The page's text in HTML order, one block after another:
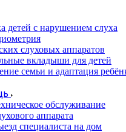
детей с нарушением слуха
слуховых аппаратов
вкладыши для детей
семьи и адаптация
обслуживание
аппарата
специалиста на дом